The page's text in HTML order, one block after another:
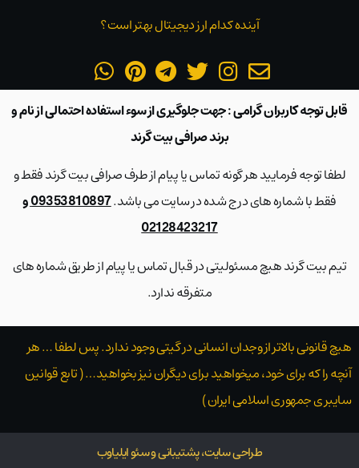
آینده کدام ارز دیجیتال بهتر است؟
قابل توجه کاربران گرامی : جهت جلوگیری از سوء استفاده احتمالی از نام و
برند صرافی بیت گرند
لطفا توجه فرمایید هر گونه تماس یا پیام از طرف صرافی بیت گرند فقط و
فقط با شماره های درج شده در سایت می باشد.
09353810897 و
02128423217
تیم بیت گرند هیچ مسئولیتی در قبال تماس یا پیام از طریق شماره های
متفرقه ندارد.
هیچ قانونی بالاتر از وجدان انسانی در گیتی وجود ندارد. پس لطفا … هر
آنچه را که برای خود، میخواهید برای دیگران نیز بخواهید… ( تابع قوانین
سایبری جمهوری اسلامی ایران )
طراحی سایت، پشتیبانی و سئو ایلیاوب